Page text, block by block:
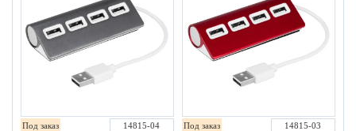
Под заказ 14815-04 Под заказ 14815-03